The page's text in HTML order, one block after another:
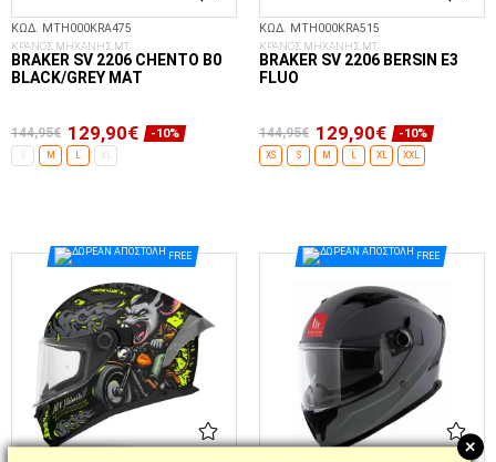
ΚΩΔ. MTH000KRA475
ΚΡΑΝΟΣ ΜΗΧΑΝΗΣ MT
BRAKER SV 2206 CHENTO B0
BLACK/GREY ΜΑΤ
144,95€ 129,90€ -10%
S M L XL
ΚΩΔ. MTH000KRA515
ΚΡΑΝΟΣ ΜΗΧΑΝΗΣ MT
BRAKER SV 2206 BERSIN E3
FLUO
144,95€ 129,90€ -10%
XS S M L XL XXL
FREE FREE
+